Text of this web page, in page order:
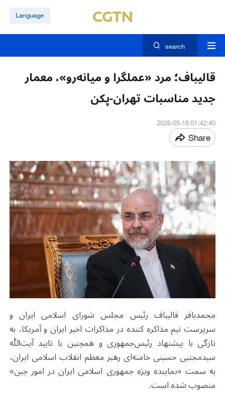
Language
search
قالیباف؛ مرد «عملگرا و میانه‌رو»، معمار
جدید مناسبات تهران-پکن
01:42:40 2026-05-18
Share
محمدباقر قالیباف رئیس مجلس شورای اسلامی ایران و
سرپرست تیم مذاکره کننده در مذاکرات اخیر ایران و آمریکا، به
تازگی با پیشنهاد رئیس‌جمهوری و همچنین با تایید آیت‌الله
سیدمجتبی حسینی خامنه‌ای رهبر معظم انقلاب اسلامی ایران،
به سمت «نماینده ویژه جمهوری اسلامی ایران در امور چین»
منصوب شده است.